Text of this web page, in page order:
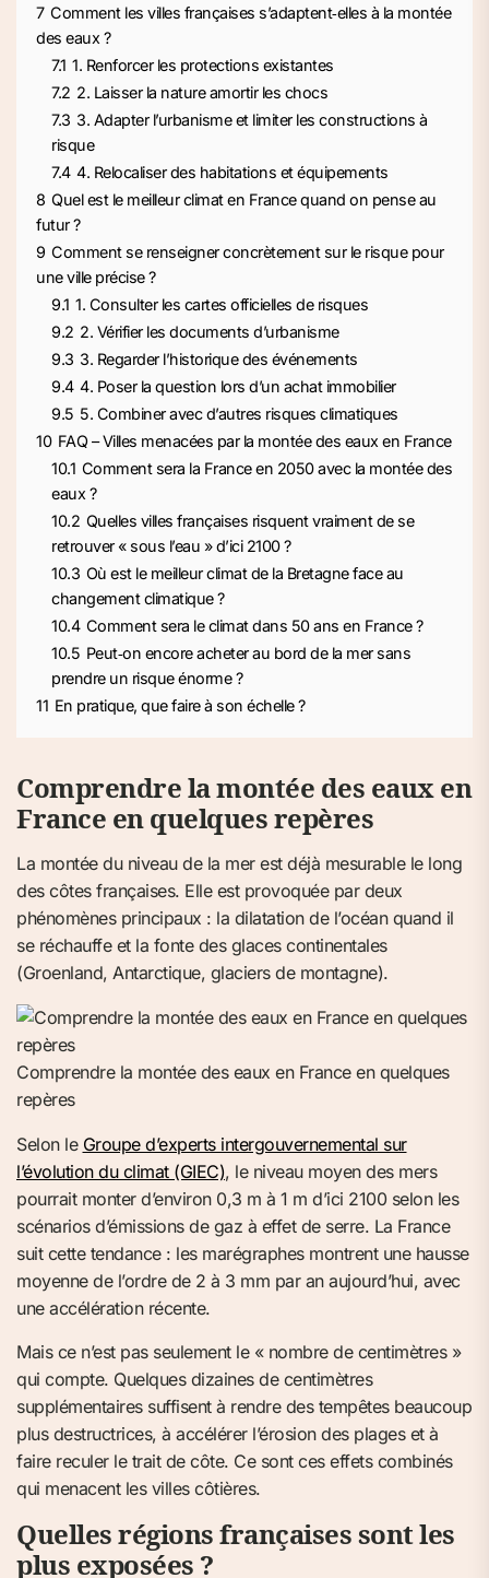
7 Comment les villes françaises s’adaptent‑elles à la montée
des eaux ?
7.1 1. Renforcer les protections existantes
7.2 2. Laisser la nature amortir les chocs
7.3 3. Adapter l’urbanisme et limiter les constructions à
risque
7.4 4. Relocaliser des habitations et équipements
8 Quel est le meilleur climat en France quand on pense au
futur ?
9 Comment se renseigner concrètement sur le risque pour
une ville précise ?
9.1 1. Consulter les cartes officielles de risques
9.2 2. Vérifier les documents d’urbanisme
9.3 3. Regarder l’historique des événements
9.4 4. Poser la question lors d’un achat immobilier
9.5 5. Combiner avec d’autres risques climatiques
10 FAQ – Villes menacées par la montée des eaux en France
10.1 Comment sera la France en 2050 avec la montée des
eaux ?
10.2 Quelles villes françaises risquent vraiment de se
retrouver « sous l’eau » d’ici 2100 ?
10.3 Où est le meilleur climat de la Bretagne face au
changement climatique ?
10.4 Comment sera le climat dans 50 ans en France ?
10.5 Peut‑on encore acheter au bord de la mer sans
prendre un risque énorme ?
11 En pratique, que faire à son échelle ?
Comprendre la montée des eaux en
France en quelques repères
La montée du niveau de la mer est déjà mesurable le long
des côtes françaises. Elle est provoquée par deux
phénomènes principaux : la dilatation de l’océan quand il
se réchauffe et la fonte des glaces continentales
(Groenland, Antarctique, glaciers de montagne).
Comprendre la montée des eaux en France en quelques
repères
Selon le Groupe d’experts intergouvernemental sur
l’évolution du climat (GIEC), le niveau moyen des mers
pourrait monter d’environ 0,3 m à 1 m d’ici 2100 selon les
scénarios d’émissions de gaz à effet de serre. La France
suit cette tendance : les marégraphes montrent une hausse
moyenne de l’ordre de 2 à 3 mm par an aujourd’hui, avec
une accélération récente.
Mais ce n’est pas seulement le « nombre de centimètres »
qui compte. Quelques dizaines de centimètres
supplémentaires suffisent à rendre des tempêtes beaucoup
plus destructrices, à accélérer l’érosion des plages et à
faire reculer le trait de côte. Ce sont ces effets combinés
qui menacent les villes côtières.
Quelles régions françaises sont les
plus exposées ?